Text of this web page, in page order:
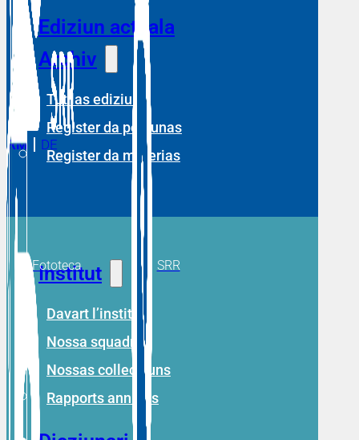
Ediziun actuala
Archiv
Tut las ediziuns
Register da persunas
Register da materias
RM DE
Institut
Davart l’institut
Nossa squadra
Nossas collecziuns
Rapports annuals
Fototeca SRR